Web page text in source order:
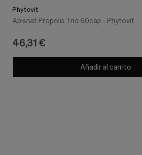
Phytovit
Apisnat Propolis Trio 60cap - Phytovit
46,31 €
Añadir al carrito